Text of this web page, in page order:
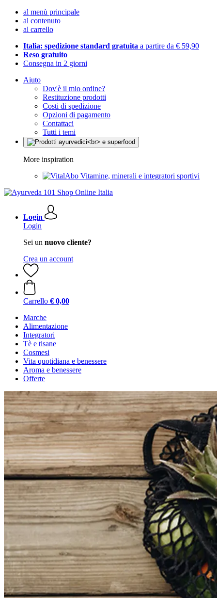
al menù principale
al contenuto
al carrello
Italia: spedizione standard gratuita a partire da € 59,90
Reso gratuito
Consegna in 2 giorni
Aiuto
Dov'è il mio ordine?
Restituzione prodotti
Costi di spedizione
Opzioni di pagamento
Contattaci
Tutti i temi
More inspiration
Vitamine, minerali e integratori sportivi
Login
Login
Sei un nuovo cliente?
Crea un account
Carrello € 0,00
Marche
Alimentazione
Integratori
Tè e tisane
Cosmesi
Vita quotidiana e benessere
Aroma e benessere
Offerte